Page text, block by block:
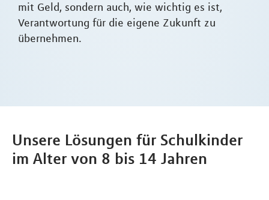
mit Geld, sondern auch, wie wichtig es ist,
Verantwortung für die eigene Zukunft zu
übernehmen.
Unsere Lösungen für Schulkinder
im Alter von 8 bis 14 Jahren